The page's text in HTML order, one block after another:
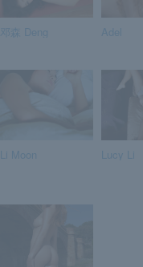
邓森 Deng Adel
Li Moon Lucy Li